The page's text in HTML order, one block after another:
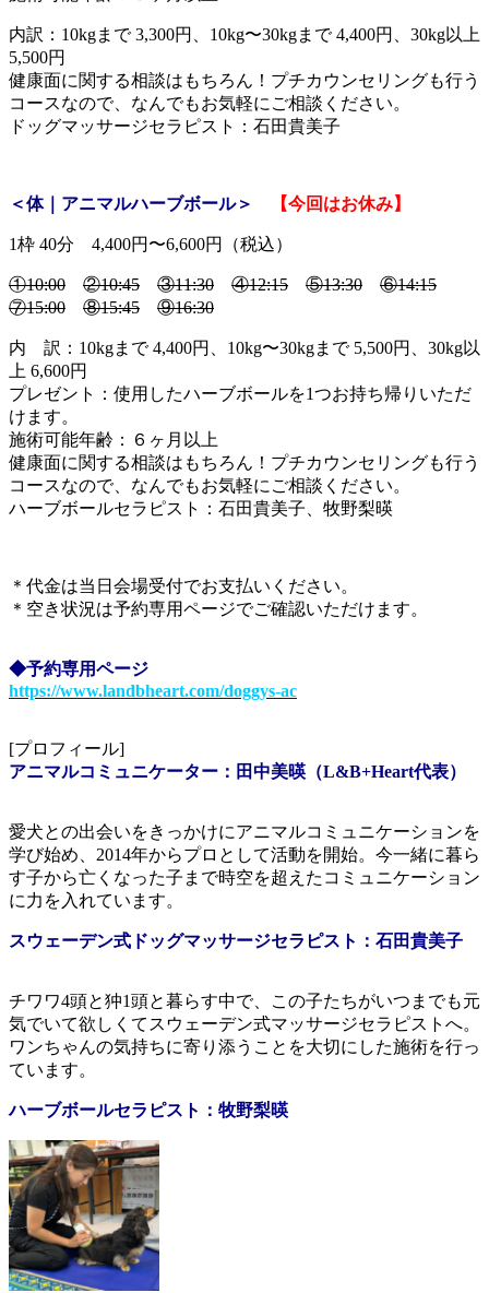
内訳：10kgまで 3,300円、10kg〜30kgまで 4,400円、30kg以上
5,500円
健康面に関する相談はもちろん！プチカウンセリングも行う
コースなので、なんでもお気軽にご相談ください。
ドッグマッサージセラピスト：石田貴美子
＜体｜アニマルハーブボール＞ 【今回はお休み】
1枠 40分 4,400円〜6,600円（税込）
①10:00 ②10:45 ③11:30 ④12:15 ⑤13:30
⑥14:15
⑦15:00
⑧15:45 ⑨16:30
内 訳：10kgまで 4,400円、10kg〜30kgまで 5,500円、30kg以
上 6,600円
プレゼント：使用したハーブボールを1つお持ち帰りいただ
けます。
施術可能年齢：６ヶ月以上
健康面に関する相談はもちろん！プチカウンセリングも行う
コースなので、なんでもお気軽にご相談ください。
ハーブボールセラピスト：石田貴美子、牧野梨暎
＊代金は当日会場受付でお支払いください。
＊空き状況は予約専用ページでご確認いただけます。
◆予約専用ページ
https://www.landbheart.com/doggys-ac
[プロフィール]
アニマルコミュニケーター：田中美暎（L&B+Heart代表）
愛犬との出会いをきっかけにアニマルコミュニケーションを
学び始め、2014年からプロとして活動を開始。今一緒に暮ら
す子から亡くなった子まで時空を超えたコミュニケーション
に力を入れています。
スウェーデン式ドッグマッサージセラピスト：石田貴美子
チワワ4頭と狆1頭と暮らす中で、この子たちがいつまでも元
気でいて欲しくてスウェーデン式マッサージセラピストへ。
ワンちゃんの気持ちに寄り添うことを大切にした施術を行っ
ています。
ハーブボールセラピスト：牧野梨暎